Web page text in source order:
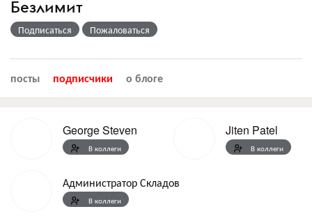
Безлимит
Подписаться Пожаловаться
посты подписчики о блоге
George Steven
В коллеги
Jiten Patel
В коллеги
Администратор Складов
В коллеги